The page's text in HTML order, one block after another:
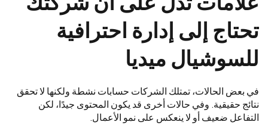
تحتاج إلى إدارة احترافية
للسوشيال ميديا
في بعض الحالات، تمتلك الشركات حسابات نشطة ولكنها لا تحقق
نتائج حقيقية. وفي حالات أخرى قد يكون المحتوى جيدًا، لكن
التفاعل ضعيف أو لا ينعكس على نمو الأعمال.